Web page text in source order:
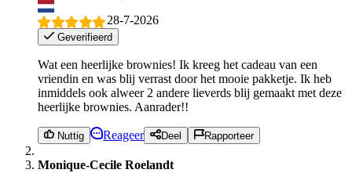
28-7-2026
Geverifieerd
Wat een heerlijke brownies! Ik kreeg het cadeau van een
vriendin en was blij verrast door het mooie pakketje. Ik heb
inmiddels ook alweer 2 andere lieverds blij gemaakt met deze
heerlijke brownies. Aanrader!!
Nuttig Reageer Deel Rapporteer
Monique-Cecile Roelandt